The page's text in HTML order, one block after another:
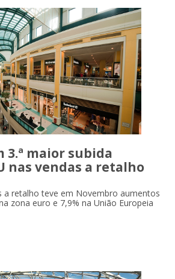
3.ª maior subida
nas vendas a retalho
a retalho teve em Novembro aumentos
zona euro e 7,9% na União Europeia